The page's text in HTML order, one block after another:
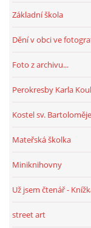
Základní škola
Dění v obci ve
Foto z archivu...
Perokresby Karla
Kostel sv. Bartoloměje
Mateřská školka
Miniknihovny
Už jsem čtenář -
street art